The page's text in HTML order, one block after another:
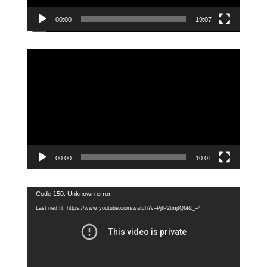
00:00 19:07
00:00 10:01
Videoavspiller
Code 150: Unknown error.
Last ned fil: https://www.youtube.com/watch?v=PjfP2tmjtQM&_=4